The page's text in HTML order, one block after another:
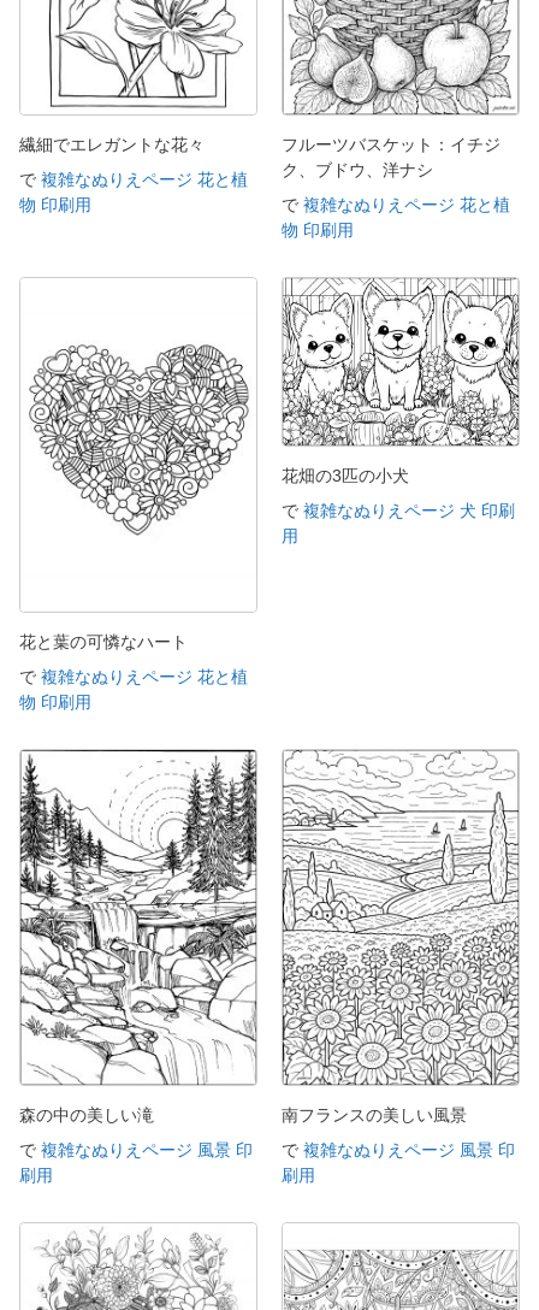
繊細でエレガントな花々
で 複雑なぬりえページ 花と植
物 印刷用
フルーツバスケット：イチジ
ク、ブドウ、洋ナシ
で 複雑なぬりえページ 花と植
物 印刷用
花と葉の可憐なハート
で 複雑なぬりえページ 花と植
物 印刷用
花畑の3匹の小犬
で 複雑なぬりえページ 犬 印刷
用
森の中の美しい滝
で 複雑なぬりえページ 風景 印
刷用
南フランスの美しい風景
で 複雑なぬりえページ 風景 印
刷用